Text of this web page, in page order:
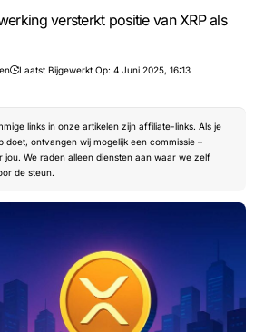
versterkt positie van XRP als
Laatst Bijgewerkt Op: 4 Juni 2025, 16:13
links in onze artikelen zijn affiliate-links. Als je
doet, ontvangen wij mogelijk een commissie –
jou. We raden alleen diensten aan waar we zelf
de steun.